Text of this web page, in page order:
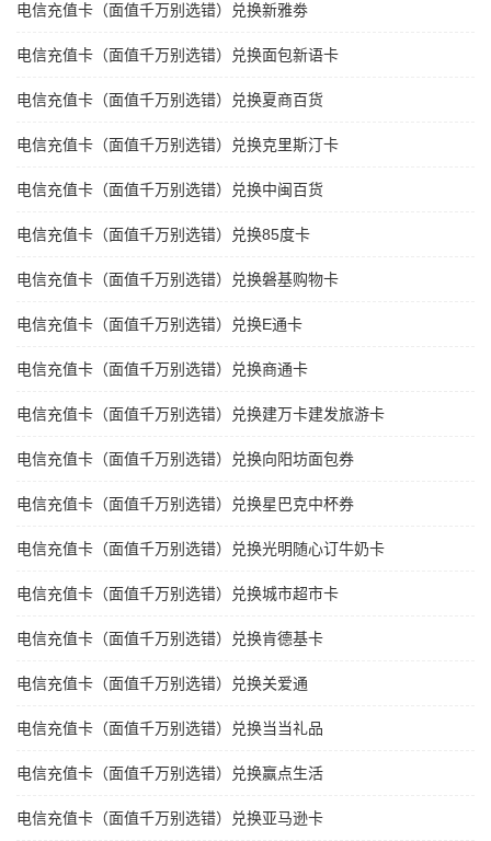
电信充值卡（面值千万别选错）兑换新雅劵
电信充值卡（面值千万别选错）兑换面包新语卡
电信充值卡（面值千万别选错）兑换夏商百货
电信充值卡（面值千万别选错）兑换克里斯汀卡
电信充值卡（面值千万别选错）兑换中闽百货
电信充值卡（面值千万别选错）兑换85度卡
电信充值卡（面值千万别选错）兑换磐基购物卡
电信充值卡（面值千万别选错）兑换E通卡
电信充值卡（面值千万别选错）兑换商通卡
电信充值卡（面值千万别选错）兑换建万卡建发旅游卡
电信充值卡（面值千万别选错）兑换向阳坊面包券
电信充值卡（面值千万别选错）兑换星巴克中杯券
电信充值卡（面值千万别选错）兑换光明随心订牛奶卡
电信充值卡（面值千万别选错）兑换城市超市卡
电信充值卡（面值千万别选错）兑换肯德基卡
电信充值卡（面值千万别选错）兑换关爱通
电信充值卡（面值千万别选错）兑换当当礼品
电信充值卡（面值千万别选错）兑换赢点生活
电信充值卡（面值千万别选错）兑换亚马逊卡